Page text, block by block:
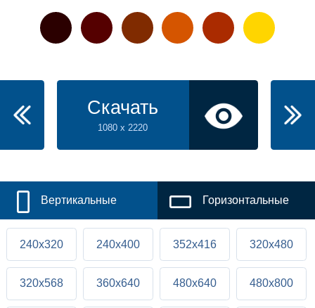
Скачать
1080 x 2220
Вертикальные Горизонтальные
240x320 240x400 352x416 320x480
320x568 360x640 480x640 480x800